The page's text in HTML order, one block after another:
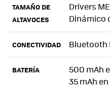
TAMAÑO DE
ALTAVOCES
Drivers
Dinámico
CONECTIVIDAD Bluetooth
BATERÍA
500 mAh
35 mAh